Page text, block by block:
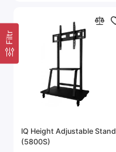
Filtr
IQ Height Adjustable Stand
(5800S)